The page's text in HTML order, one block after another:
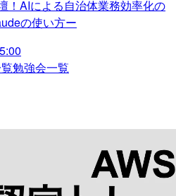
！AIによる自治体業務効率化の
の使い方ー
勉強会一覧